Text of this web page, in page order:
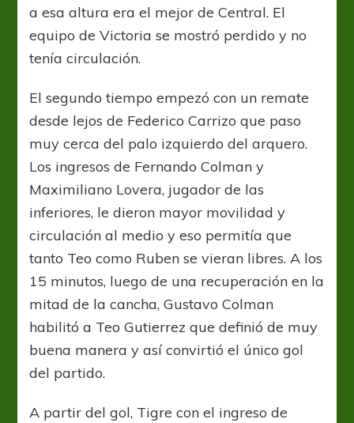
a esa altura era el mejor de Central. El
equipo de Victoria se mostró perdido y no
tenía circulación.
El segundo tiempo empezó con un remate
desde lejos de Federico Carrizo que paso
muy cerca del palo izquierdo del arquero.
Los ingresos de Fernando Colman y
Maximiliano Lovera, jugador de las
inferiores, le dieron mayor movilidad y
circulación al medio y eso permitía que
tanto Teo como Ruben se vieran libres. A los
15 minutos, luego de una recuperación en la
mitad de la cancha, Gustavo Colman
habilitó a Teo Gutierrez que definió de muy
buena manera y así convirtió el único gol
del partido.
A partir del gol, Tigre con el ingreso de